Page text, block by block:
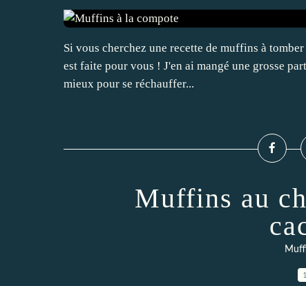
Si vous cherchez une recette de muffins à
est faite pour vous ! J'en ai mangé une grosse
mieux pour se réchauffer...
Muffins au